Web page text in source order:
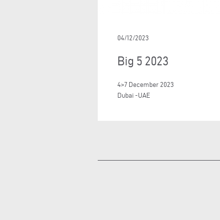
04/12/2023
Big 5 2023
4>7 December 2023
Dubai -UAE